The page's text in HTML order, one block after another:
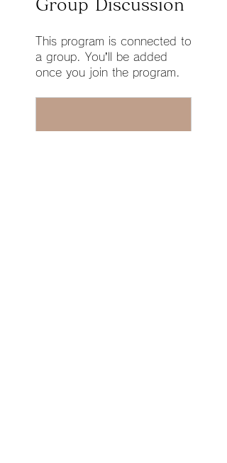
Group Discussion
This program is connected to
a group. You’ll be added
once you join the program.